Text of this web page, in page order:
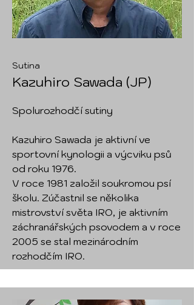
Sutina
Kazuhiro Sawada (JP)
Spolurozhodčí sutiny
Kazuhiro Sawada je aktivní ve
sportovní kynologii a výcviku psů
od roku 1976.
V roce 1981 založil soukromou psí
školu. Zúčastnil se několika
mistrovství světa IRO, je aktivním
záchranářských psovodem a v roce
2005 se stal mezinárodním
rozhodčím IRO.